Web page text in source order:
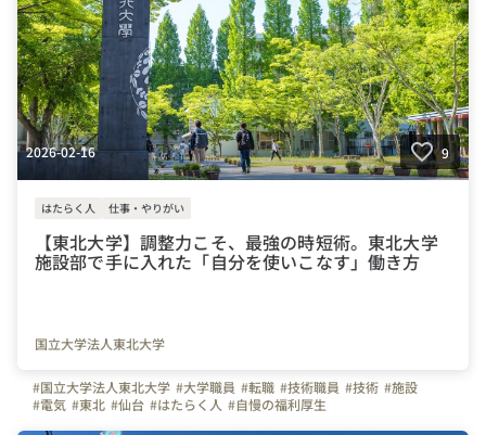
2026-02-16 9
はたらく人 仕事・やりがい
【東北大学】調整力こそ、最強の時短術。東北大学
施設部で手に入れた「自分を使いこなす」働き方
国立大学法人東北大学
#国立大学法人東北大学 #大学職員 #転職 #技術職員 #技術 #施設
#電気 #東北 #仙台 #はたらく人 #自慢の福利厚生